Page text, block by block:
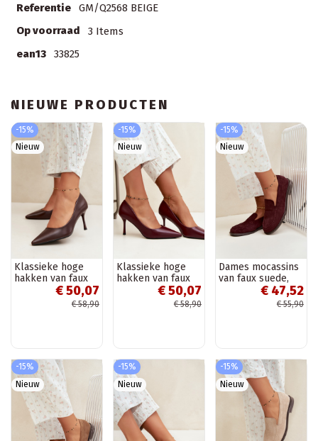
Referentie
GM/Q2568 BEIGE
Op voorraad
3 Items
ean13
33825
NIEUWE PRODUCTEN
-15%
Nieuw
Klassieke hoge
hakken van faux
leer, chocolade
€ 50,07
€ 58,90
-15%
Nieuw
Klassieke hoge
hakken van faux
leer, bordeaux
€ 50,07
€ 58,90
-15%
Nieuw
Dames mocassins
van faux suede,
bordeaux Laisie
€ 47,52
€ 55,90
-15%
Nieuw
-15%
Nieuw
-15%
Nieuw